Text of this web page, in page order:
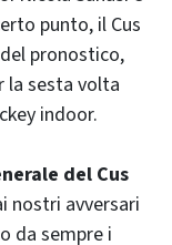
punto, il Cus
pronostico,
la sesta volta
indoor.
del Cus
nostri avversari
da sempre i